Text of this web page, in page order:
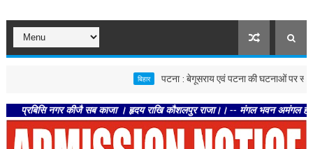
पटना : बेगूसराय एवं पटना की घटनाओं पर स्वास्थ्य
नगर कीजै सब काजा । हृदय राखि कौशलपुर राजा।। -- मंगल भवन अमंगल हारी।